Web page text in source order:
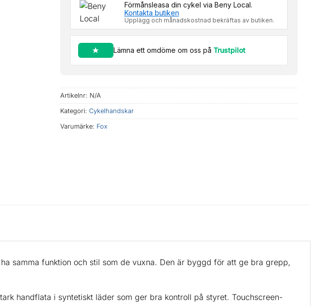
Förmånsleasa din cykel via Beny Local.
Kontakta butiken
Upplägg och månadskostnad bekräftas av butiken.
Lämna ett omdöme om oss på Trustpilot
Artikelnr: N/A
Kategori: Cykelhandskar
Varumärke: Fox
samma funktion och stil som de vuxna. Den är byggd för att ge bra grepp,
handflata i syntetiskt läder som ger bra kontroll på styret. Touchscreen-